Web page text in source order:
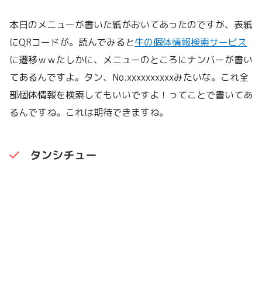
本日のメニューが書いた紙がおいてあったのですが、表紙
にQRコードが。読んでみると牛の個体情報検索サービス
に遷移ｗｗたしかに、メニューのところにナンバーが書い
てあるんですよ。タン、No.xxxxxxxxxxみたいな。これ全
部個体情報を検索してもいいですよ！ってことで書いてあ
るんですね。これは期待できますね。
タンシチュー